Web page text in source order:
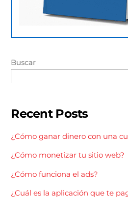
Buscar
Recent Posts
¿Cómo ganar dinero con una
¿Cómo monetizar tu sitio web?
¿Cómo funciona el ads?
¿Cuál es la aplicación que te